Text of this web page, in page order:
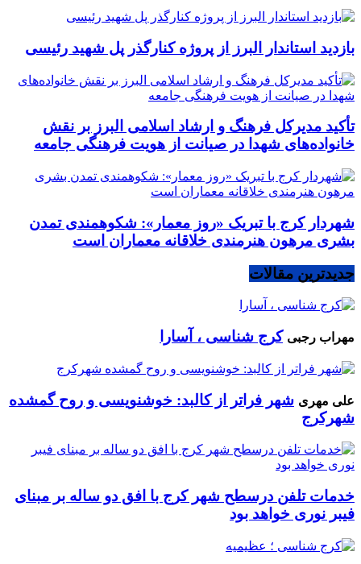
بازدید استاندار البرز از پروژه کنارگذر پل شهید رئیسی
تأکید مدیرکل فرهنگ و ارشاد اسلامی البرز بر نقش
خانواده‌های شهدا در صیانت از هویت فرهنگی جامعه
شهردار کرج با تبریک «روز معمار»: شکوهمندی تمدن
بشری مرهون هنرمندی خلاقانه معماران است
جدیدترین مقالات
مهراب رجبی کرج شناسی ، آسارا
علی مهری شهر فراتر از کالبد: خوشنویسی و روح گمشده
شهرکرج
خدمات تلفن درسطح شهر کرج با افق دو ساله بر مبنای
فیبر نوری خواهد بود